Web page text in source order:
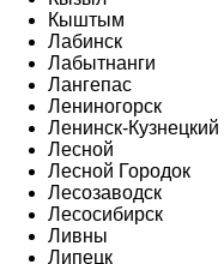
Кыштым
Лабинск
Лабытнанги
Лангепас
Лениногорск
Ленинск-Кузнецкий
Лесной
Лесной Городок
Лесозаводск
Лесосибирск
Ливны
Липецк